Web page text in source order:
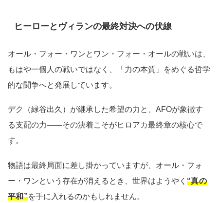
ヒーローとヴィランの最終対決への伏線
オール・フォー・ワンとワン・フォー・オールの戦いは、
もはや一個人の戦いではなく、「力の本質」をめぐる哲学
的な闘争へと発展しています。
デク（緑谷出久）が継承した希望の力と、AFOが象徴す
る支配の力――その決着こそがヒロアカ最終章の核心で
す。
物語は最終局面に差し掛かっていますが、オール・フォ
ー・ワンという存在が消えるとき、世界はようやく “真の
平和”を手に入れるのかもしれません。